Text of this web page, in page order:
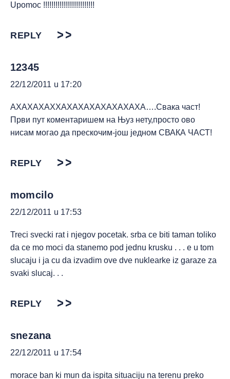
Upomoc !!!!!!!!!!!!!!!!!!!!!!!!!
REPLY
12345
22/12/2011 u 17:20
АХАХАХАХХАХАХАХАХАХАХАХА….Свака част!
Први пут коментаришем на Њуз нету,просто ово
нисам могао да прескочим-још једном СВАКА ЧАСТ!
REPLY
momcilo
22/12/2011 u 17:53
Treci svecki rat i njegov pocetak. srba ce biti taman toliko
da ce mo moci da stanemo pod jednu krusku . . . e u tom
slucaju i ja cu da izvadim ove dve nuklearke iz garaze za
svaki slucaj. . .
REPLY
snezana
22/12/2011 u 17:54
morace ban ki mun da ispita situaciju na terenu preko